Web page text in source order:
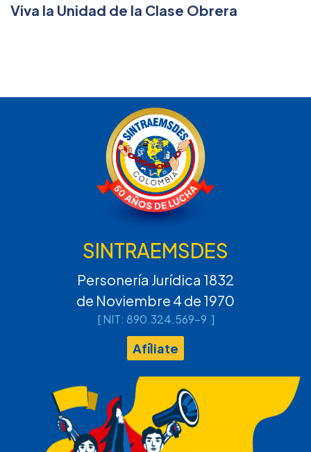
Viva la Unidad de la Clase Obrera
SINTRAEMSDES
Personería Jurídica 1832
de Noviembre 4 de 1970
[ NIT: 890.324.569-9 ]
Afíliate